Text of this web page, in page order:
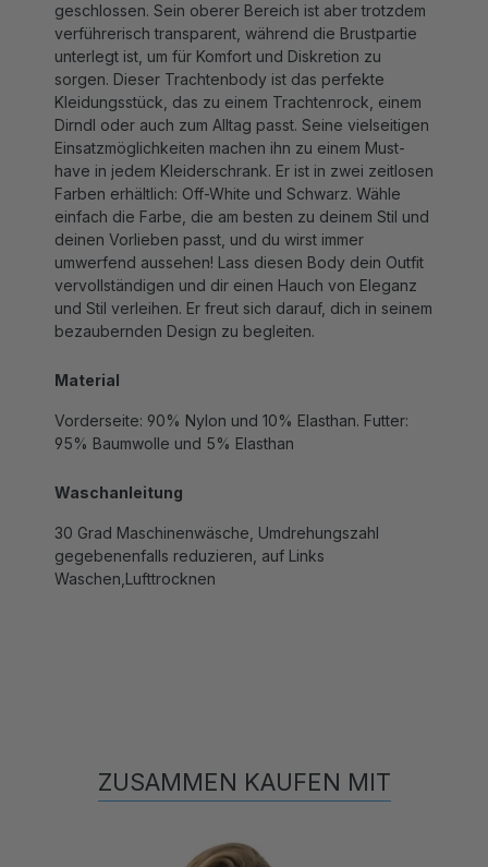
verführerisch transparent, während die Brustpartie
unterlegt ist, um für Komfort und Diskretion zu
sorgen. Dieser Trachtenbody ist das perfekte
Kleidungsstück, das zu einem Trachtenrock, einem
Dirndl oder auch zum Alltag passt. Seine vielseitigen
Einsatzmöglichkeiten machen ihn zu einem Must-
have in jedem Kleiderschrank. Er ist in zwei zeitlosen
Farben erhältlich: Off-White und Schwarz. Wähle
einfach die Farbe, die am besten zu deinem Stil und
deinen Vorlieben passt, und du wirst immer
umwerfend aussehen! Lass diesen Body dein Outfit
vervollständigen und dir einen Hauch von Eleganz
und Stil verleihen. Er freut sich darauf, dich in seinem
bezaubernden Design zu begleiten.
95% Baumwolle und 5% Elasthan
gegebenenfalls reduzieren, auf Links
Waschen,Lufttrocknen